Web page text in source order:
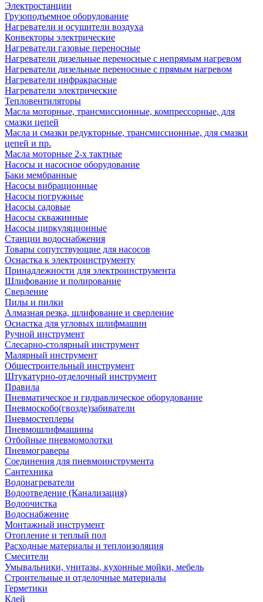
Электростанции
Грузоподъемное оборудование
Нагреватели и осушители воздуха
Конвекторы электрические
Нагреватели газовые переносные
Нагреватели дизельные переносные с непрямым нагревом
Нагреватели дизельные переносные с прямым нагревом
Нагреватели инфракрасные
Нагреватели электрические
Тепловентиляторы
Масла моторные, трансмиссионные, компрессорные, для
смазки цепей
Масла и смазки редукторные, трансмиссионные, для смазки
цепей и пр.
Масла моторные 2-х тактные
Насосы и насосное оборудование
Баки мембранные
Насосы вибрационные
Насосы погружные
Насосы садовые
Насосы скважинные
Насосы циркуляционные
Станции водоснабжения
Товары сопутствующие для насосов
Оснастка к электроинструменту
Принадлежности для электроинструмента
Шлифование и полирование
Сверление
Пилы и пилки
Алмазная резка, шлифование и сверление
Оснастка для угловых шлифмашин
Ручной инструмент
Слесарно-столярный инструмент
Малярный инструмент
Общестроительный инструмент
Штукатурно-отделочный инструмент
Правила
Пневматическое и гидравлическое оборудование
Пневмоскобо(гвозде)забиватели
Пневмостеплеры
Пневмошлифмашины
Отбойные пневмомолотки
Пневмограверы
Соединения для пневмоинструмента
Сантехника
Водонагреватели
Водоотведение (Канализация)
Водоочистка
Водоснабжение
Монтажный инструмент
Отопление и теплый пол
Расходные материалы и теплоизоляция
Смесители
Умывальники, унитазы, кухонные мойки, мебель
Строительные и отделочные материалы
Герметики
Клей